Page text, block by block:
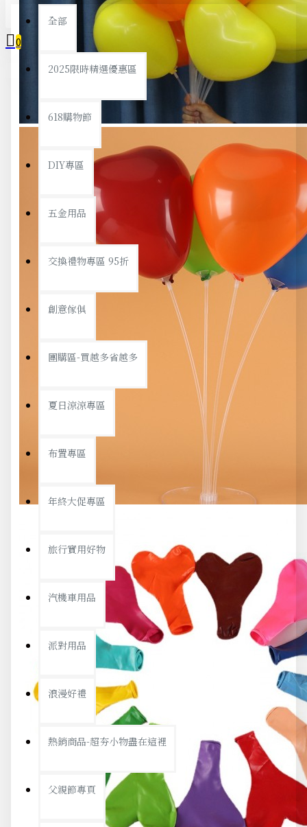
全部
2025限時精選優惠區
618購物節
DIY專區
五金用品
交換禮物專區 95折
創意傢俱
團購區-買越多省越多
夏日涼涼專區
布置專區
年終大促專區
旅行實用好物
汽機車用品
派對用品
浪漫好禮
熱銷商品-超夯小物盡在這裡
父親節專頁
0
您的購物車內沒有商品！